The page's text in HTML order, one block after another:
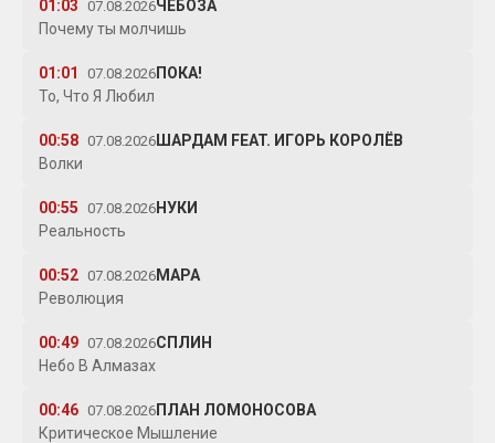
01:03 07.08.2026ЧЕБОЗА
Почему ты молчишь
01:01 07.08.2026 ПОКА!
То, Что Я Любил
00:58 07.08.2026 ШАРДАМ FEAT. ИГОРЬ КОРОЛЁВ
Волки
00:55 07.08.2026 НУКИ
Реальность
00:52 07.08.2026 МАРА
Революция
00:49 07.08.2026СПЛИН
Небо В Алмазах
00:46 07.08.2026 ПЛАН ЛОМОНОСОВА
Критическое Мышление